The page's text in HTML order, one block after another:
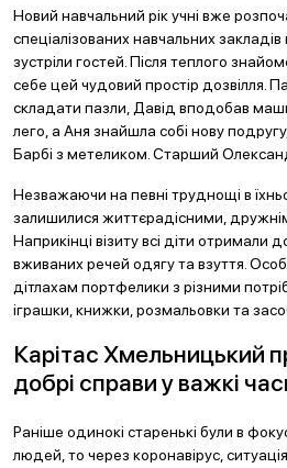
Новий навчальний рік учні вже
спеціалізованих навчальних
зустріли гостей. Після теплого
себе цей чудовий простір дозвілля.
складати пазли, Давід вподобав
лего, а Аня знайшла собі нову
Барбі з метеликом. Старший
Незважаючи на певні труднощі в
залишилися життєрадісними,
Наприкінці візиту всі діти отримали
вживаних речей одягу та взуття.
дітлахам портфелики з різними
іграшки, книжки, розмальовки та
Карітас Хмельницький
добрі справи у важкі
Раніше одинокі старенькі були в
людей, то через коронавірус,